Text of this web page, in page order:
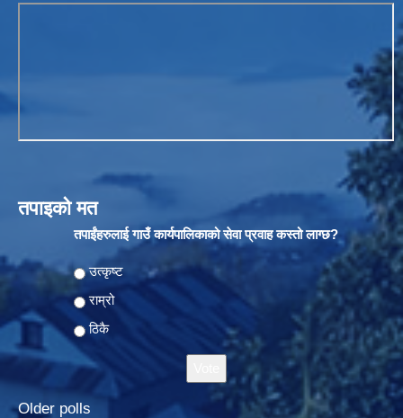
तपाइको मत
तपाईंहरुलाई गाउँ कार्यपालिकाको सेवा प्रवाह कस्तो लाग्छ?
Choices
उत्कृष्ट
राम्रो
ठिकै
Older polls